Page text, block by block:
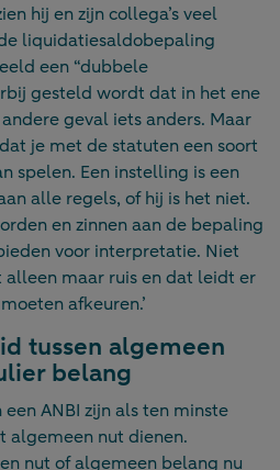
hij en zijn collega’s veel
liquidatiesaldobepaling
een “dubbele
gesteld wordt dat in het ene
geval iets anders. Maar
je met de statuten een soort
spelen. Een instelling is een
alle regels, of hij is het niet.
en zinnen aan de bepaling
voor interpretatie. Niet
maar ruis en dat leidt er
afkeuren.’
tussen algemeen
belang
ANBI zijn als ten minste
algemeen nut dienen.
nut of algemeen belang nu